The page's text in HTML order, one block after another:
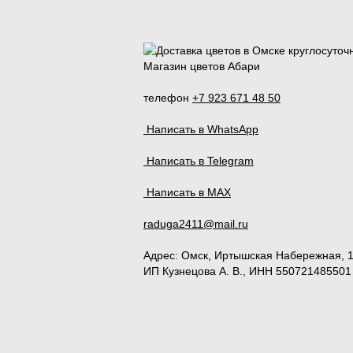
Магазин цветов Абари
телефон +7 923 671 48 50
Написать в WhatsApp
Написать в Telegram
Написать в MAX
raduga2411@mail.ru
Адрес: Омск Иртышская Набережная,
ИП Кузнецова А. В., ИНН 550721485501